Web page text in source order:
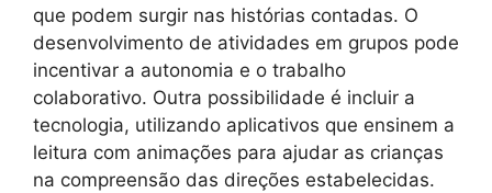
que podem surgir nas histórias contadas. O
desenvolvimento de atividades em grupos pode
incentivar a autonomia e o trabalho
colaborativo. Outra possibilidade é incluir a
tecnologia, utilizando aplicativos que ensinem a
leitura com animações para ajudar as crianças
na compreensão das direções estabelecidas.